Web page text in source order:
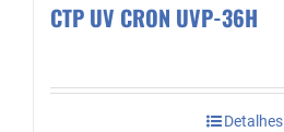
CTP UV CRON UVP-36H
Detalhes